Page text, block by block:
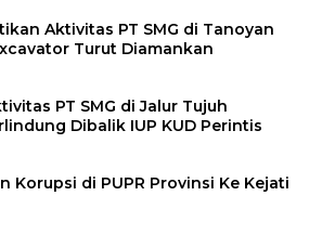
Aktivitas PT SMG di Tanoyan
Turut Diamankan
PT SMG di Jalur Tujuh
Dibalik IUP KUD Perintis
Korupsi di PUPR Provinsi Ke Kejati